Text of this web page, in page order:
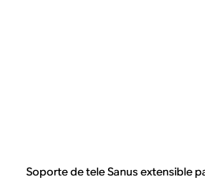
Soporte de tele Sanus extensible